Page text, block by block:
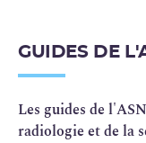
GUIDES DE
Les guides de
radiologie et de la